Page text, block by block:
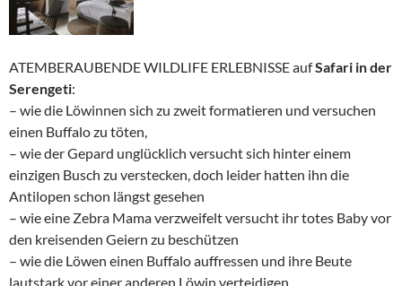
ATEMBERAUBENDE WILDLIFE ERLEBNISSE aufSafari in der
Serengeti:
– wie die Löwinnen sich zu zweit formatieren und versuchen
einen Buffalo zu töten,
– wie der Gepard unglücklich versucht sich hinter einem
einzigen Busch zu verstecken, doch leider hatten ihn die
Antilopen schon längst gesehen
– wie eine Zebra Mama verzweifelt versucht ihr totes Baby vor
den kreisenden Geiern zu beschützen
– wie die Löwen einen Buffalo auffressen und ihre Beute
lautstark vor einer anderen Löwin verteidigen